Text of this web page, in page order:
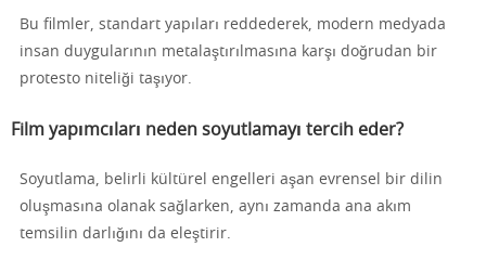
Bu filmler, standart yapıları reddederek, modern medyada
insan duygularının metalaştırılmasına karşı doğrudan bir
protesto niteliği taşıyor.
Film yapımcıları neden soyutlamayı tercih eder?
Soyutlama, belirli kültürel engelleri aşan evrensel bir dilin
oluşmasına olanak sağlarken, aynı zamanda ana akım
temsilin darlığını da eleştirir.